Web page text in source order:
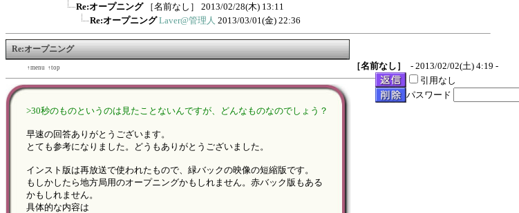
Re:オープニング
［名前なし］
2013/02/28(木) 13:11
Re:オープニング Laver@管理人 2013/03/01(金) 22:36
Re:オープニング
↑menu ↑top ［名前なし］
- 2013/02/02(土) 4:19 -
引用なし
パスワード
>30秒のものというのは見たことないんですが、どんなものなのでしょう？
早速の回答ありがとうございます。
とても参考になりました。どうもありがとうございました。
インスト版は再放送で使われたもので、緑バックの映像の短縮版です。
もしかしたら地方局用のオープニングかもしれません。赤バック版もある
かもしれません。
具体的な内容は